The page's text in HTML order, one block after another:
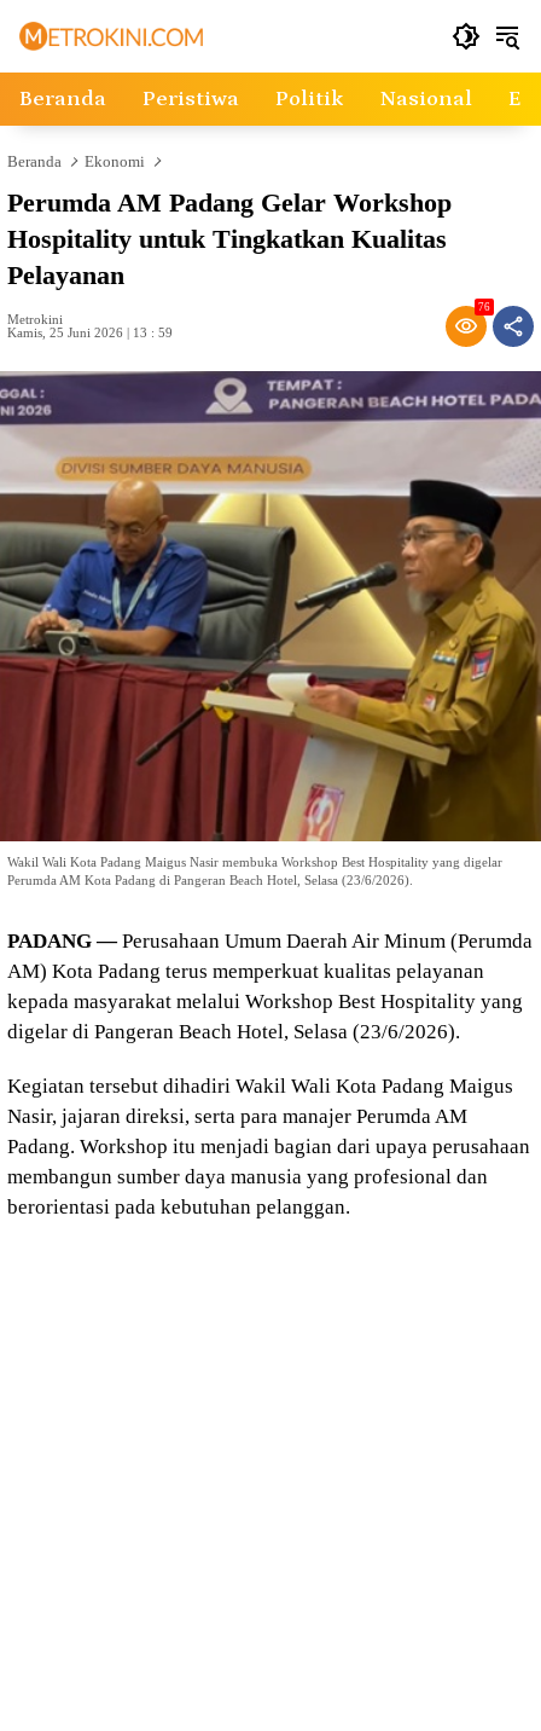
Beranda Peristiwa Politik Nasional
Beranda Ekonomi
Perumda AM Padang Gelar Workshop
Hospitality untuk Tingkatkan Kualitas
Pelayanan
Metrokini
Kamis, 25 Juni 2026 | 13 : 59
76
Wakil Wali Kota Padang Maigus Nasir membuka Workshop Best Hospitality yang digelar
Perumda AM Kota Padang di Pangeran Beach Hotel, Selasa (23/6/2026).
PADANG —Perusahaan Umum Daerah Air Minum (Perumda
AM) Kota Padang terus memperkuat kualitas pelayanan
kepada masyarakat melalui Workshop Best Hospitality yang
digelar di Pangeran Beach Hotel, Selasa (23/6/2026).
Kegiatan tersebut dihadiri Wakil Wali Kota Padang Maigus
Nasir, jajaran direksi, serta para manajer Perumda AM
Padang. Workshop itu menjadi bagian dari upaya perusahaan
membangun sumber daya manusia yang profesional dan
berorientasi pada kebutuhan pelanggan.